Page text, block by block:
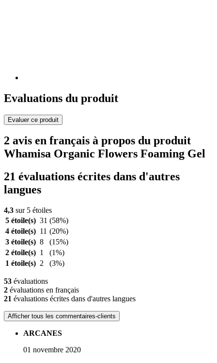
Evaluations du produit
Evaluer ce produit
2 avis en français à propos du produit
Whamisa Organic Flowers Foaming Gel
21 évaluations écrites dans d'autres
langues
4,3 sur 5 étoiles
5 étoile(s) 31 (58%)
4 étoile(s) 11 (20%)
3 étoile(s) 8
(15%)
2 étoile(s) 1
(1%)
1 étoile(s) 2 (3%)
53 évaluations
2 évaluations en français
21 évaluations écrites dans d'autres langues
Afficher tous les commentaires-clients
ARCANES
01 novembre 2020